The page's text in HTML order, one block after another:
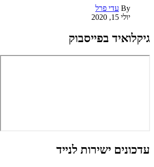
By עדי פרל
יולי 15, 2020
גיקלואיד בפייסבוק
עדכונים ישירות לנייד